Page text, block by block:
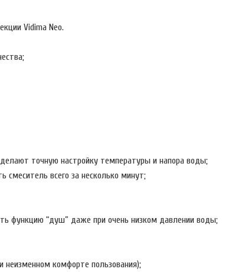
Vidima Neo.
точную настройку температуры и напора воды;
смеситель всего за несколько минут;
функцию “душ” даже при очень низком давлении воды;
неизменном комфорте пользования);